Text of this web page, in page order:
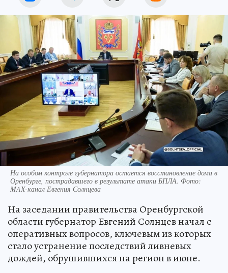
На особом контроле губернатора остается восстановление дома в
Оренбурге, пострадавшего в результате атаки БПЛА. Фото:
MAX-канал Евгения Солнцева
На заседании правительства Оренбургской
области губернатор Евгений Солнцев начал с
оперативных вопросов, ключевым из которых
стало устранение последствий ливневых
дождей, обрушившихся на регион в июне.